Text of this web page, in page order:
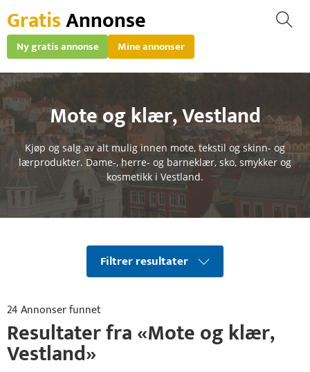
GratisAnnonse
Ny gratis annonse Mine annonser
Mote og klær,Vestland
Kjøp og salg av alt mulig innen mote, tekstil og skinn- og
lærprodukter. Dame-, herre- og barneklær, sko, smykker og
kosmetikk i Vestland.
Filtrer resultater
24 Annonser funnet
Resultater fra «Mote og klær,
Vestland»